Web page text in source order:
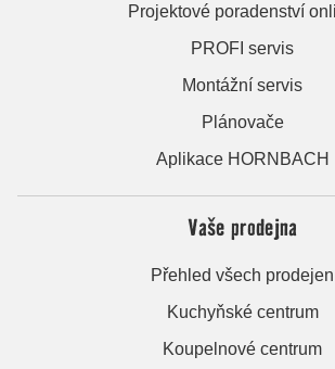
Projektové poradenství
PROFI servis
Montážní servis
Plánovače
Aplikace HORNBACH
Vaše prodejna
Přehled všech prodejen
Kuchyňské centrum
Koupelnové centrum